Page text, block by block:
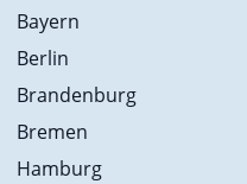
Bayern
Berlin
Brandenburg
Bremen
Hamburg